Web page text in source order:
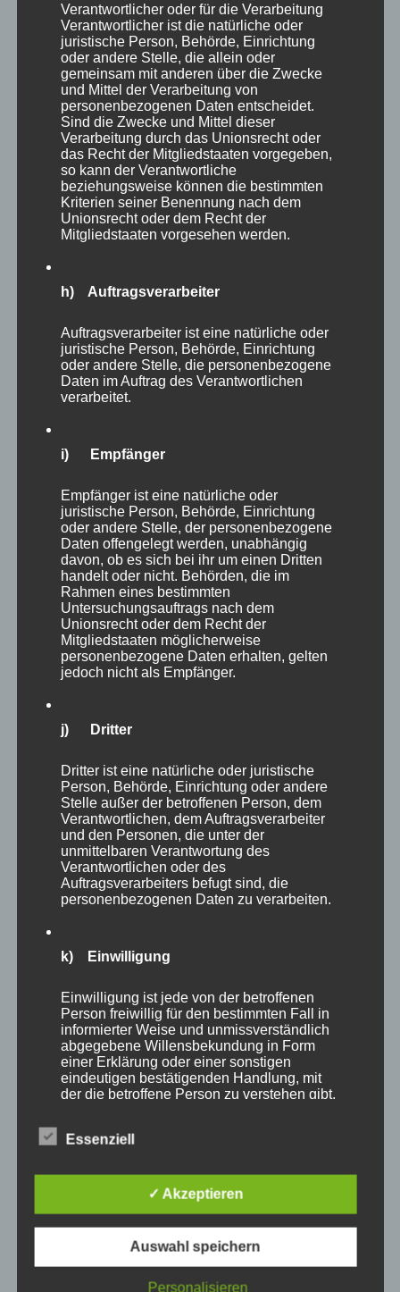
mit schwarzer Nase, EKH, kastriert, *2020
mit weißer Nase, EKH, kastriert, *2020
Zusammen, Freigang, Herzpatienten
Uwe und Sam sind unsere beiden Herzstückchen. Die
Brüder haben bereits einiges erlebt und saßen lange
Zeit in einem anderen Tierheim, da sie aufgrund ihrer
Herzprobleme nur schwer ein passendes Zuhause
Aktuell werden die beiden noch umfassend von uns
untersucht. Dazu gehören die optimale Einstellung
ihrer Herzmedikamente sowie ein Herzultraschall.
bereit, gemeinsam in ihr neues Zuhause zu ziehen.
sein: Uwe ist sehr freundlich, neugierig und kommt
offen auf Menschen zu. Sam ist etwas vorsichtiger
und beobachtet neue Situationen lieber erst einmal
aus sicherer Entfernung. Hat er Vertrauen gefasst,
zeigt auch er seine liebe und sanfte Seite.
Trotz ihrer gesundheitlichen Herausforderungen sind
Uwe und Sam zwei lebensfrohe, herzensgute Kater,
die sich nichts sehnlicher wünschen als ein
Liebe, Geborgenheit und die nötige Fürsorge
schenken. Da die beiden sehr aneinander hängen,
möchten sie nur zusammen vermittelt werden.
Wer diesen besonderen Brüdern eine Chance gibt,
gewinnt zwei wunderbare Begleiter mit ganz viel
Liebe im Gepäck.
Clea ist eine super liebe und verschmuste Katze, die
aber auch genau weiß, was sie will. Eine ihrer eher
Verantwortlicher oder für die Verarbeitung
Verantwortlicher ist die natürliche oder
juristische Person, Behörde, Einrichtung
oder andere Stelle, die allein oder
gemeinsam mit anderen über die Zwecke
und Mittel der Verarbeitung von
personenbezogenen Daten entscheidet.
Sind die Zwecke und Mittel dieser
Verarbeitung durch das Unionsrecht oder
das Recht der Mitgliedstaaten vorgegeben,
so kann der Verantwortliche
beziehungsweise können die bestimmten
Kriterien seiner Benennung nach dem
Unionsrecht oder dem Recht der
Mitgliedstaaten vorgesehen werden.
h) Auftragsverarbeiter
Auftragsverarbeiter ist eine natürliche oder
juristische Person, Behörde, Einrichtung
oder andere Stelle, die personenbezogene
Daten im Auftrag des Verantwortlichen
verarbeitet.
i) Empfänger
Empfänger ist eine natürliche oder
juristische Person, Behörde, Einrichtung
oder andere Stelle, der personenbezogene
Daten offengelegt werden, unabhängig
davon, ob es sich bei ihr um einen Dritten
handelt oder nicht. Behörden, die im
Rahmen eines bestimmten
Untersuchungsauftrags nach dem
Unionsrecht oder dem Recht der
Mitgliedstaaten möglicherweise
personenbezogene Daten erhalten, gelten
jedoch nicht als Empfänger.
j) Dritter
Dritter ist eine natürliche oder juristische
Person, Behörde, Einrichtung oder andere
Stelle außer der betroffenen Person, dem
Verantwortlichen, dem Auftragsverarbeiter
und den Personen, die unter der
unmittelbaren Verantwortung des
Verantwortlichen oder des
Auftragsverarbeiters befugt sind, die
personenbezogenen Daten zu verarbeiten.
k) Einwilligung
Einwilligung ist jede von der betroffenen
Person freiwillig für den bestimmten Fall in
informierter Weise und unmissverständlich
abgegebene Willensbekundung in Form
einer Erklärung oder einer sonstigen
eindeutigen bestätigenden Handlung, mit
der die betroffene Person zu verstehen gibt,
einverstanden ist.
Verantwortlichen
Verantwortlicher im Sinne der Datenschutz-
Essenziell
✓ Akzeptieren
Auswahl speichern
Personalisieren